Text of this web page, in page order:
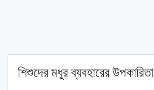
শিশুদের মধুর ব্যবহারের উপকারিতা